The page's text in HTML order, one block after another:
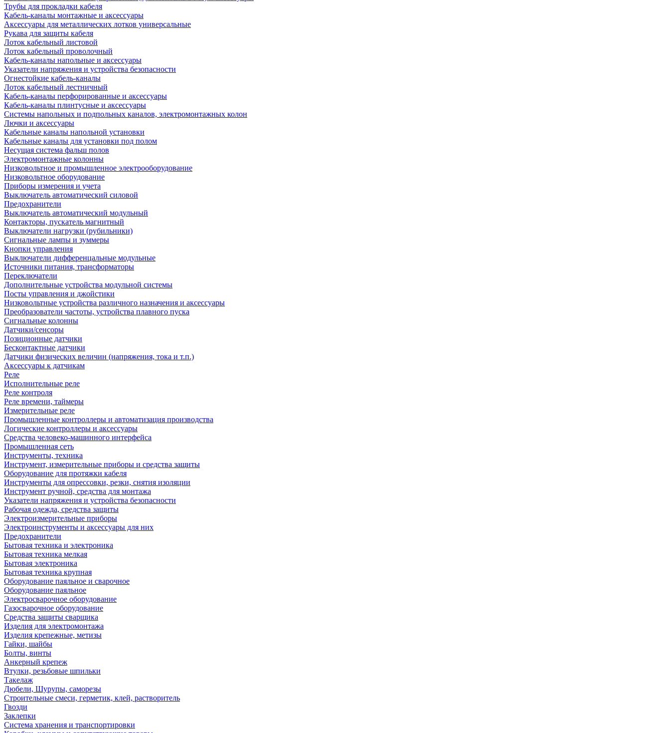
Трубы для прокладки кабеля
Кабель-каналы монтажные и аксессуары
Аксессуары для металлических лотков универсальные
Рукава для защиты кабеля
Лоток кабельный листовой
Лоток кабельный проволочный
Кабель-каналы напольные и аксессуары
Указатели напряжения и устройства безопасности
Огнестойкие кабель-каналы
Лоток кабельный лестничный
Кабель-каналы перфорированные и аксессуары
Кабель-каналы плинтусные и аксессуары
Системы напольных и подпольных каналов, электромонтажных колон
Лючки и аксессуары
Кабельные каналы напольной установки
Кабельные каналы для установки под полом
Несущая система фальш полов
Электромонтажные колонны
Низковольтное и промышленное электрооборудование
Низковольтное оборудование
Приборы измерения и учета
Выключатель автоматический силовой
Предохранители
Выключатель автоматический модульный
Контакторы, пускатель магнитный
Выключатели нагрузки (рубильники)
Сигнальные лампы и зуммеры
Кнопки управления
Выключатели дифференцальные модульные
Источники питания, трансформаторы
Переключатели
Дополнительные устройства модульной системы
Посты управления и джойстики
Низковольтные устройства различного назначения и аксессуары
Преобразователи частоты, устройства плавного пуска
Сигнальные колонны
Датчики/сенсоры
Позиционные датчики
Бесконтактные датчики
Датчики физических величин (напряжения, тока и т.п.)
Аксессуары к датчикам
Реле
Исполнительные реле
Реле контроля
Реле времени, таймеры
Измерительные реле
Промышленные контроллеры и автоматизация производства
Логические контроллеры и аксессуары
Средства человеко-машинного интерфейса
Промышленная сеть
Инструменты, техника
Инструмент, измерительные приборы и средства защиты
Оборудование для протяжки кабеля
Инструменты для опрессовки, резки, снятия изоляции
Инструмент ручной, средства для монтажа
Указатели напряжения и устройства безопасности
Рабочая одежда, средства защиты
Электроизмерительные приборы
Электроинструменты и аксессуары для них
Предохранители
Бытовая техника и электроника
Бытовая техника мелкая
Бытовая электроника
Бытовая техника крупная
Оборудование паяльное и сварочное
Оборудование паяльное
Электросварочное оборудование
Газосварочное оборудование
Средства защиты сварщика
Изделия для электромонтажа
Изделия крепежные, метизы
Гайки, шайбы
Болты, винты
Анкерный крепеж
Втулки, резьбовые шпильки
Такелаж
Дюбели, Шурупы, саморезы
Строительные смеси, герметик, клей, растворитель
Гвозди
Заклепки
Система хранения и транспортировки